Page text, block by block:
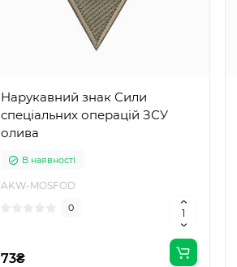
Нарукавний знак Сили
спеціальних операцій ЗСУ
олива
В наявності
AKW-MOSFOD
0
73₴